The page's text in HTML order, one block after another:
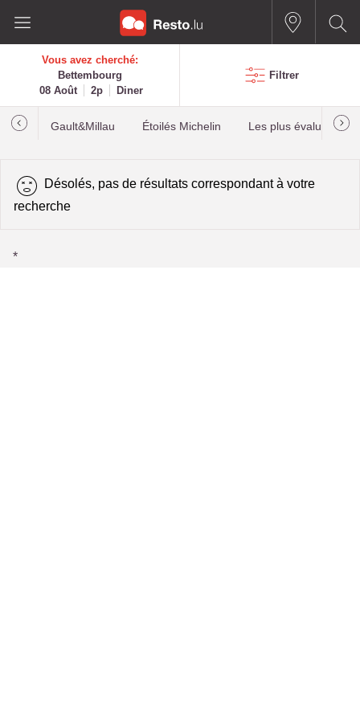
Vous avez cherché:
Bettembourg
08 Août
2p Diner
Filtrer
Gault&Millau Étoilés Michelin Les plus évalués
Désolés, pas de résultats correspondant à votre
recherche
*